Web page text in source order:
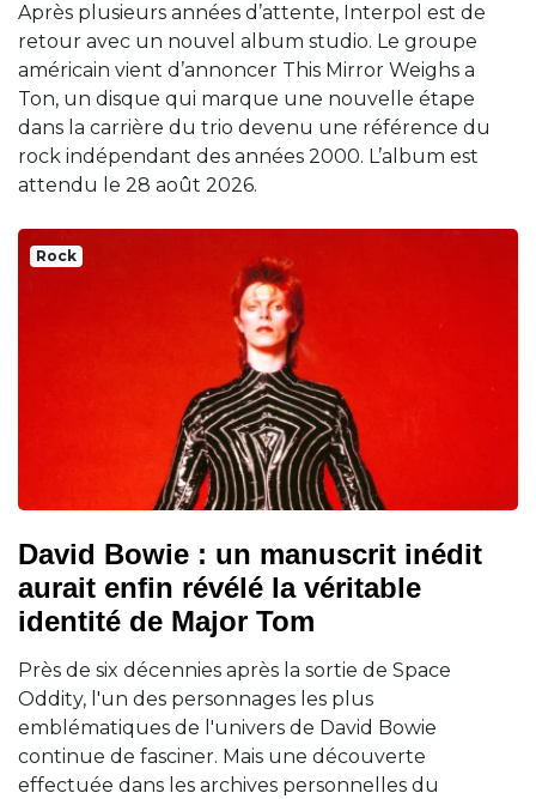
Après plusieurs années d’attente, Interpol est de
retour avec un nouvel album studio. Le groupe
américain vient d’annoncer This Mirror Weighs a
Ton, un disque qui marque une nouvelle étape
dans la carrière du trio devenu une référence du
rock indépendant des années 2000. L’album est
attendu le 28 août 2026.
Rock
David Bowie : un manuscrit inédit
aurait enfin révélé la véritable
identité de Major Tom
Près de six décennies après la sortie de Space
Oddity, l'un des personnages les plus
emblématiques de l'univers de David Bowie
continue de fasciner. Mais une découverte
effectuée dans les archives personnelles du